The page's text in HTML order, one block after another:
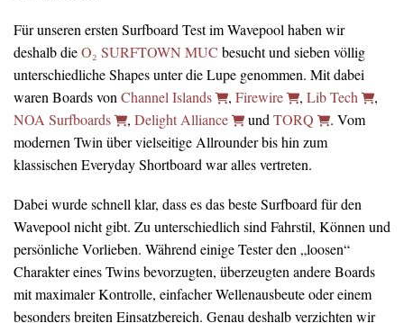
Für unseren ersten Surfboard Test im Wavepool haben wir
deshalb dieO₂ SURFTOWN MUC besucht und sieben völlig
unterschiedliche Shapes unter die Lupe genommen. Mit dabei
waren Boards von Channel Islands , Firewire , Lib Tech
,
NOA Surfboards
, Delight Alliance und TORQ
. Vom
modernen Twin über vielseitige Allrounder bis hin zum
klassischen Everyday Shortboard war alles vertreten.
Dabei wurde schnell klar, dass es das beste Surfboard für den
Wavepool nicht gibt. Zu unterschiedlich sind Fahrstil, Können und
persönliche Vorlieben. Während einige Tester den „loosen“
Charakter eines Twins bevorzugten, überzeugten andere Boards
mit maximaler Kontrolle, einfacher Wellenausbeute oder einem
besonders breiten Einsatzbereich. Genau deshalb verzichten wir